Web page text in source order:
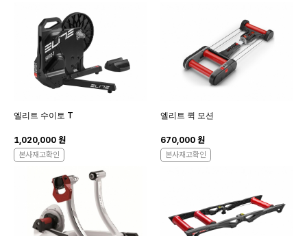
엘리트 수이토 T
1,020,000 원
본사재고확인
엘리트 퀵 모션
670,000 원
본사재고확인